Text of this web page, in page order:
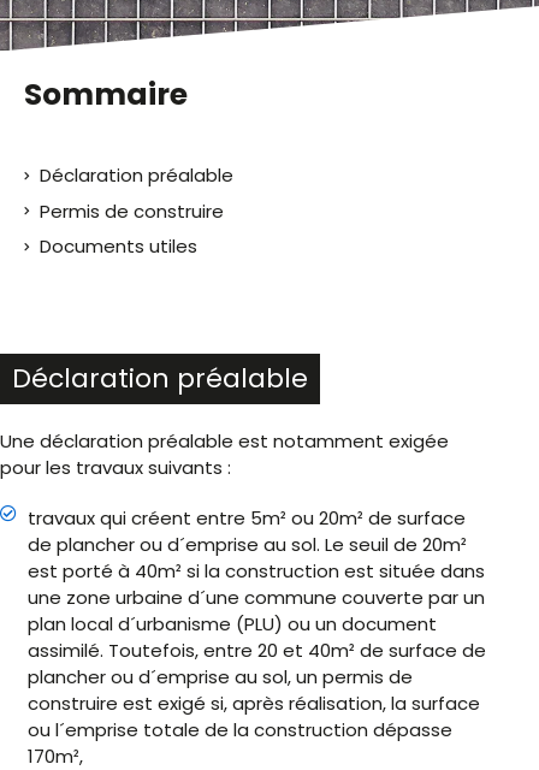
Sommaire
Déclaration préalable
Permis de construire
Documents utiles
Déclaration préalable
Une déclaration préalable est notamment exigée
pour les travaux suivants :
travaux qui créent entre 5m² ou 20m² de surface
de plancher ou d´emprise au sol. Le seuil de 20m²
est porté à 40m² si la construction est située dans
une zone urbaine d´une commune couverte par un
plan local d´urbanisme (PLU) ou un document
assimilé. Toutefois, entre 20 et 40m² de surface de
plancher ou d´emprise au sol, un permis de
construire est exigé si, après réalisation, la surface
ou l´emprise totale de la construction dépasse
170m²,